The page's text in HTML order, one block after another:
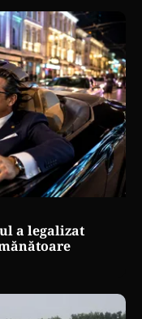
a legalizat